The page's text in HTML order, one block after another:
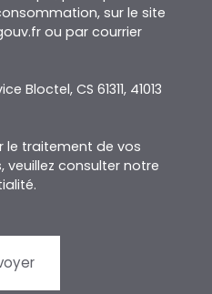
sur le site
ou par courrier
Bloctel, CS 61311, 41013
le traitement de vos
veuillez consulter notre
.